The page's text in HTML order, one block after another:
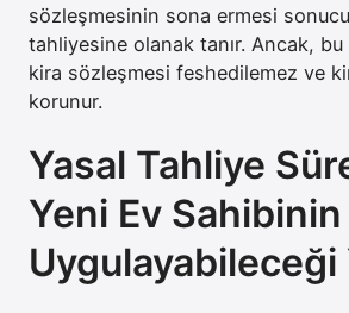
sözleşmesinin sona ermesi
tahliyesine olanak tanır. Ancak,
kira sözleşmesi feshedilemez ve
korunur.
Yasal Tahliye
Yeni Ev Sahibinin
Uygulayabileceği